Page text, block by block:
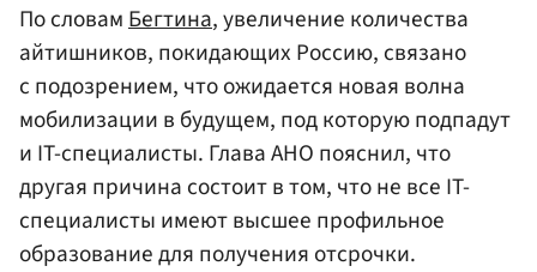
По словамБегтина, увеличение количества
айтишников, покидающих Россию, связано
с подозрением, что ожидается новая волна
мобилизации в будущем, под которую подпадут
и IT-специалисты. Глава АНО пояснил, что
другая причина состоит в том, что не все IT-
специалисты имеют высшее профильное
образование для получения отсрочки.